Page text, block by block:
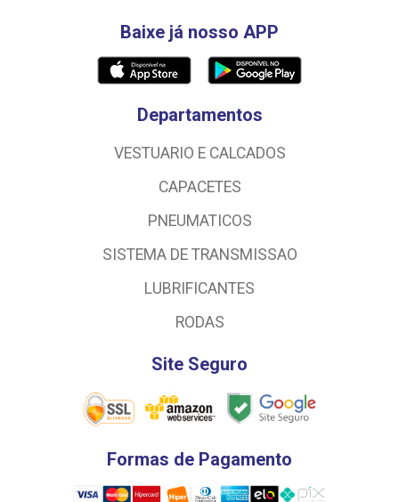
Baixe já nosso APP
Departamentos
VESTUARIO E CALCADOS
CAPACETES
PNEUMATICOS
SISTEMA DE TRANSMISSAO
LUBRIFICANTES
RODAS
Site Seguro
Formas de Pagamento